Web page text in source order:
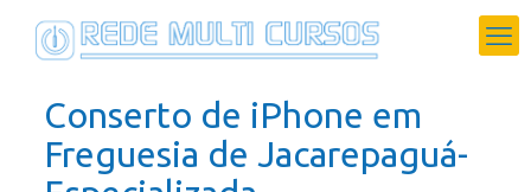
Conserto de iPhone em
Freguesia de Jacarepaguá-